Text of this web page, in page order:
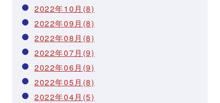
2022年10月(8)
2022年09月(8)
2022年08月(8)
2022年07月(9)
2022年06月(9)
2022年05月(8)
2022年04月(5)